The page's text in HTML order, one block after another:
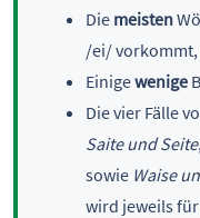
Die meisten
/ei/
Einigewenige
Die vier Fälle
Saite und Seite,
sowie Waise
wird jeweils